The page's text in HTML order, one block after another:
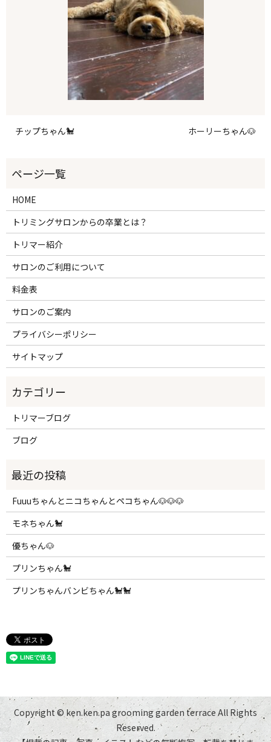
チップちゃん🐩 ホーリーちゃん🐶
HOME
トリミングサロンからの卒業とは？
トリマー紹介
サロンのご利用について
料金表
サロンのご案内
プライバシーポリシー
サイトマップ
トリマーブログ
ブログ
Fuuuちゃんとニコちゃんとペコちゃん🐶🐶🐶
モネちゃん🐩
優ちゃん🐶
プリンちゃん🐩
プリンちゃんバンビちゃん🐩🐩
Copyright © ken.ken.pa grooming garden terrace All Rights
Reserved.